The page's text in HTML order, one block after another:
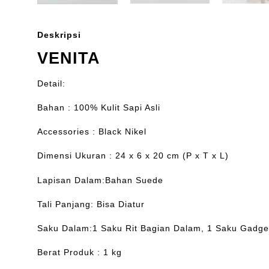
Deskripsi
VENITA
Detail:
Bahan : 100% Kulit Sapi Asli
Accessories : Black Nikel
Dimensi Ukuran : 24 x 6 x 20 cm (P x T x L)
Lapisan Dalam:Bahan Suede
Tali Panjang: Bisa Diatur
Saku Dalam:1 Saku Rit Bagian Dalam, 1 Saku
Berat Produk : 1 kg